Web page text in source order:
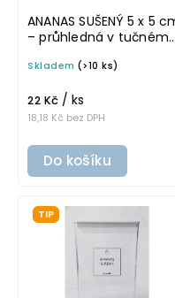
ANANAS SUŠENÝ 5 x 5
– průhledná v tučném
samolepka na
Skladem (>10 ks)
18,18 Kč bez DPH
22 Kč / ks
Do košíku
TIP